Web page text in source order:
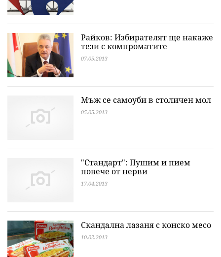
Райков: Избирателят ще накаже
тези с компроматите
07.05.2013
Мъж се самоуби в столичен мол
05.05.2013
"Стандарт": Пушим и пием
повече от нерви
17.04.2013
Скандална лазаня с конско месо
10.02.2013